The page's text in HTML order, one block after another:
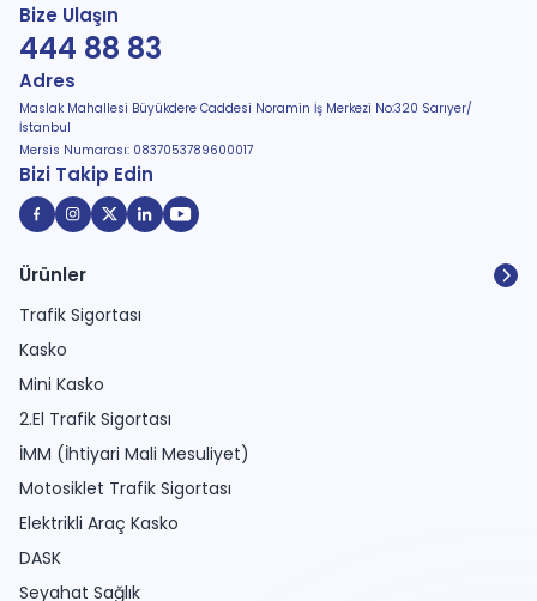
Bize Ulaşın
444 88 83
Adres
Maslak Mahallesi Büyükdere Caddesi Noramin İş Merkezi No:320 Sarıyer/
İstanbul
Mersis Numarası: 0837053789600017
Bizi Takip Edin
Ürünler
Trafik Sigortası
Kasko
Mini Kasko
2.El Trafik Sigortası
İMM (İhtiyari Mali Mesuliyet)
Motosiklet Trafik Sigortası
Elektrikli Araç Kasko
DASK
Seyahat Sağlık